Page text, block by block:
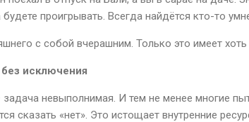
проигрывать. Всегда найдётся кто-то
с собой вчерашним. Только это имеет
исключения
невыполнимая. И тем не менее многие
сказать «нет». Это истощает внутренние